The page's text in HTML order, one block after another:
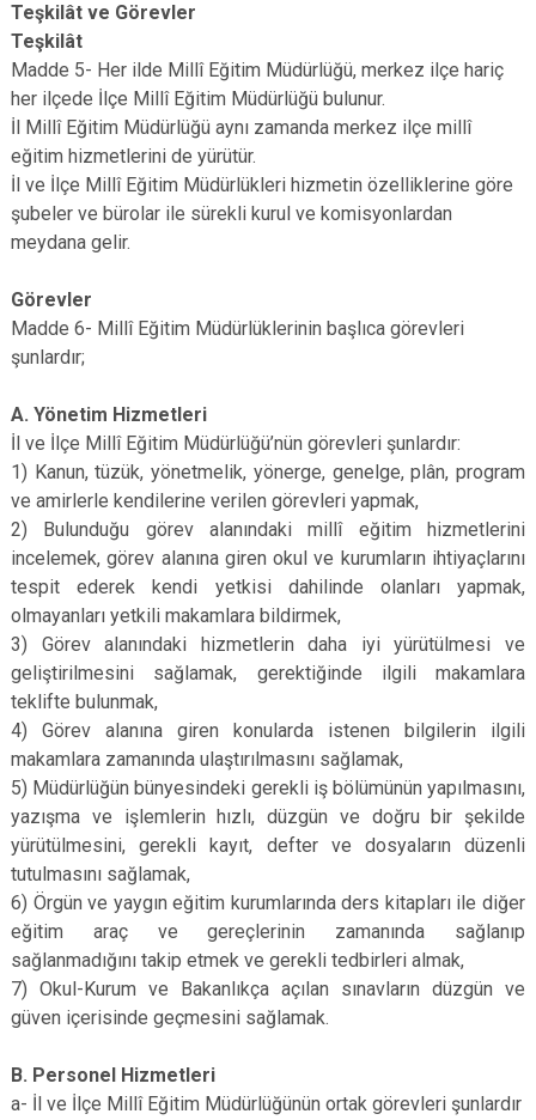
Teşkilât ve Görevler
Teşkilât
Madde 5- Her ilde Millî Eğitim Müdürlüğü, merkez ilçe hariç
her ilçede İlçe Millî Eğitim Müdürlüğü bulunur.
İl Millî Eğitim Müdürlüğü aynı zamanda merkez ilçe millî
eğitim hizmetlerini de yürütür.
İl ve İlçe Millî Eğitim Müdürlükleri hizmetin özelliklerine göre
şubeler ve bürolar ile sürekli kurul ve komisyonlardan
meydana gelir.
Görevler
Madde 6- Millî Eğitim Müdürlüklerinin başlıca görevleri
şunlardır;
A. Yönetim Hizmetleri
İl ve İlçe Millî Eğitim Müdürlüğü’nün görevleri şunlardır:
1) Kanun, tüzük, yönetmelik, yönerge, genelge, plân, program
ve amirlerle kendilerine verilen görevleri yapmak,
2) Bulunduğu görev alanındaki millî eğitim hizmetlerini
incelemek, görev alanına giren okul ve kurumların ihtiyaçlarını
tespit ederek kendi yetkisi dahilinde olanları yapmak,
olmayanları yetkili makamlara bildirmek,
3) Görev alanındaki hizmetlerin daha iyi yürütülmesi ve
geliştirilmesini sağlamak, gerektiğinde ilgili makamlara
teklifte bulunmak,
4) Görev alanına giren konularda istenen bilgilerin ilgili
makamlara zamanında ulaştırılmasını sağlamak,
5) Müdürlüğün bünyesindeki gerekli iş bölümünün yapılmasını,
yazışma ve işlemlerin hızlı, düzgün ve doğru bir şekilde
yürütülmesini, gerekli kayıt, defter ve dosyaların düzenli
tutulmasını sağlamak,
6) Örgün ve yaygın eğitim kurumlarında ders kitapları ile diğer
eğitim araç ve gereçlerinin zamanında sağlanıp
sağlanmadığını takip etmek ve gerekli tedbirleri almak,
7) Okul-Kurum ve Bakanlıkça açılan sınavların düzgün ve
güven içerisinde geçmesini sağlamak.
B. Personel Hizmetleri
a- İl ve İlçe Millî Eğitim Müdürlüğünün ortak görevleri şunlardır